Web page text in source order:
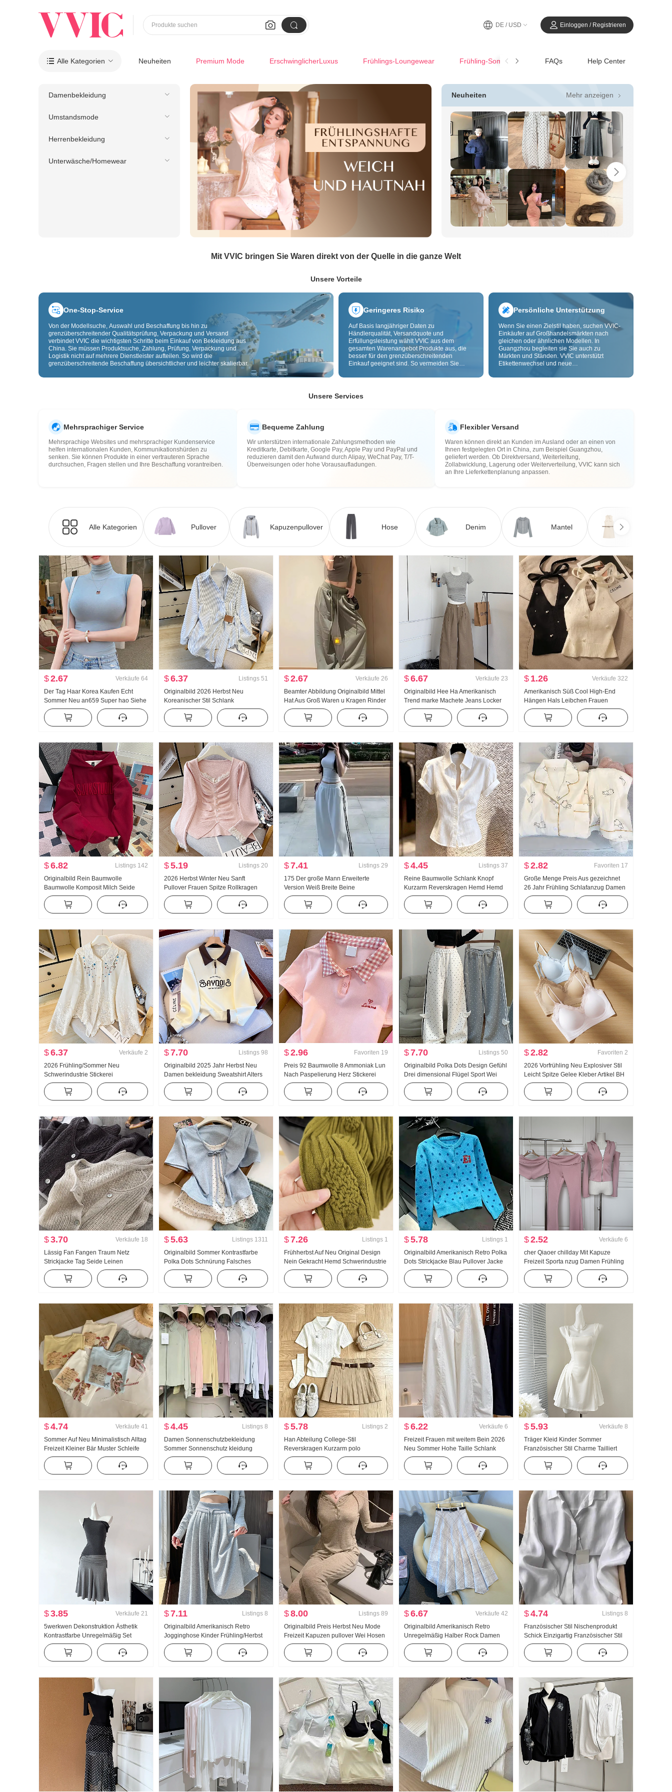
 
Produkte suchen DE / USD Einloggen / Registrieren
 Alle Kategorien Neuheiten Premium Mode ErschwinglicherLuxus Frühlings-Loungewear Frühling-SommerCasual FAQs Help Center
Damenbekleidung
Umstandsmode
Herrenbekleidung
Unterwäsche/Homewear
Neuheiten Mehr anzeigen 
Mit VVIC bringen Sie Waren direkt von der Quelle in die ganze Welt
Unsere Vorteile
One-Stop-Service
Von der Modellsuche, Auswahl und Beschaffung bis hin zu
grenzüberschreitender Qualitätsprüfung, Verpackung und Versand
verbindet VVIC die wichtigsten Schritte beim Einkauf von Bekleidung aus
China. Sie müssen Produktsuche, Zahlung, Prüfung, Verpackung und
Logistik nicht auf mehrere Dienstleister aufteilen. So wird die
grenzüberschreitende Beschaffung übersichtlicher und leichter skalierbar.
Geringeres Risiko
Auf Basis langjähriger Daten zu
Händlerqualität, Versandquote und
Erfüllungsleistung wählt VVIC aus dem
gesamten Warenangebot Produkte aus, die
besser für den grenzüberschreitenden
Einkauf geeignet sind. So vermeiden Sie
riskante Artikel. Cross-Border-
zusätzlich Risiken bei Qualität,
Persönliche Unterstützung
Wenn Sie einen Zielstil haben, suchen VVIC-
Einkäufer auf Großhandelsmärkten nach
gleichen oder ähnlichen Modellen. In
Guangzhou begleiten sie Sie auch zu
Märkten und Ständen. VVIC unterstützt
Etikettenwechsel und neue
Anpassung nach Bild oder Muster, damit Ihre
Unsere Services
Mehrsprachiger Service
Mehrsprachige Websites und mehrsprachiger Kundenservice
helfen internationalen Kunden, Kommunikationshürden zu
senken. Sie können Produkte in einer vertrauteren Sprache
durchsuchen, Fragen stellen und Ihre Beschaffung vorantreiben.
Bequeme Zahlung
Wir unterstützen internationale Zahlungsmethoden wie
Kreditkarte, Debitkarte, Google Pay, Apple Pay und PayPal und
reduzieren damit den Aufwand durch Alipay, WeChat Pay, T/T-
Überweisungen oder hohe Vorausaufladungen.
Flexibler Versand
Waren können direkt an Kunden im Ausland oder an einen von
Ihnen festgelegten Ort in China, zum Beispiel Guangzhou,
geliefert werden. Ob Direktversand, Weiterleitung,
Zollabwicklung, Lagerung oder Weiterverteilung, VVIC kann sich
an Ihre Lieferkettenplanung anpassen.
Alle Kategorien Pullover Kapuzenpullover Hose Denim Mantel
$2.67 Verkäufe 64
Der Tag Haar Korea Kaufen Echt
Sommer Neu an659 Super hao Siehe
Muschel Farbe Mikro Durch
Rollkragen Grundieren T-Shirt
$6.37 Listings 51
Originalbild 2026 Herbst Neu
Koreanischer Stil Schlank
Ausländische Atmosphäre Design
Gefühl Nischenprodukt Gestreift
Tailliert Langarm Hemd Frauen
$2.67 Verkäufe 26
Beamter Abbildung Originalbild Mittel
Hat Aus Groß Waren u Kragen Rinder
knochen Schnalle I-Zeichen Weste
Träger Breite Beine Bodenlang Sport
Lange Hose Anzug
$6.67 Verkäufe 23
Originalbild Hee Ha Amerikanisch
Trend marke Machete Jeans Locker
Breite Beine Freizeit Hose
$ 1.26 Verkäufe 322
Amerikanisch Süß Cool High-End
Hängen Hals Leibchen Frauen
Sommer Außerhalb zu tragen
Innerhalb Nehmen Unterhemd Spicy
Girl Strick Bandeau Top
$6.82 Listings 142
Originalbild Rein Baumwolle
Baumwolle Komposit Milch Seide
Sweatshirt Damen 2025 Vorfrühling
Neu dünne Ausführung Stickerei
Locker Mit Kapuze Top
$5.19 Listings 20
2026 Herbst Winter Neu Sanft
Pullover Frauen Spitze Rollkragen
Verdickt Strickpullover Damen Design
Gefühl Spitze Langarm Top
$7.41 Listings 29
175 Der große Mann Erweiterte
Version Weiß Breite Beine
Jogginghose Damen Frühling/Herbst
Neu Vielseitig kombinierbar Gestreift
Freizeit Bodenlang Hose
$4.45 Listings 37
Reine Baumwolle Schlank Knopf
Kurzarm Reverskragen Hemd Hemd
Damen 2026 Sommer Fort geschritten
Gefühl Leicht Luxus Sanft Wind Top
$2.82 Favoriten 17
Große Menge Preis Aus gezeichnet
26 Jahr Frühling Schlafanzug Damen
Neu Wolken Baumwolle Langarm
Klein Reverskragen Home Service
Anzug Live-Übertragung Hoch
$6.37 Verkäufe 2
2026 Frühling/Sommer Neu
Schwerindustrie Stickerei
Puppenkragen Hemd Frauen
Französischer Stil Retro
Sonnenschutz Strickjacke
$7.70 Listings 98
Originalbild 2025 Jahr Herbst Neu
Damen bekleidung Sweatshirt Alters
reduzierung Die Hälfte
Reißverschluss Mode Polo-Kragen
Freizeit Vielseitig kombinierbar
$2.96 Favoriten 19
Preis 92 Baumwolle 8 Ammoniak Lun
Nach Paspelierung Herz Stickerei
Süß Kurz Polo-Kragen T-Shirt Schlank
Petite Modisch
$7.70 Listings 50
Originalbild Polka Dots Design Gefühl
Drei dimensional Flügel Sport Wei
Hosen Damen Neu Leicht Asien Wind
Locker Gerade geschnitten Schlank
Freizeithose
$2.82 Favoriten 2
2026 Vorfrühling Neu Explosiver Stil
Leicht Spitze Gelee Kleber Artikel BH
Innerhalb Gürtel Brust Pad Schlank
Weste Frauen
$3.70 Verkäufe 18
Lässig Fan Fangen Traum Netz
Strickjacke Tag Seide Leinen
Handarbeit Wählen Loch
Durchbrochen Strick Strickjacke
Damen Klimaanlage Sonnenschutz
$5.63 Listings 1311
Originalbild Sommer Kontrastfarbe
Polka Dots Schnürung Falsches
Zweiteiler Kurzarm T-Shirt Damen
Sommer Neu Süßer Stil
Nischenprodukt Top
$7.26 Listings 1
Frühherbst Auf Neu Original Design
Nein Gekracht Hemd Schwerindustrie
Jacquard Strick Top Damen Herbst
Neu Schlank
$5.78 Listings 1
Originalbild Amerikanisch Retro Polka
Dots Strickjacke Blau Pullover Jacke
Frauen Herbst Neu Lässig Wind
Strickpullover Top ins
$2.52 Verkäufe 6
cher Qiaoer chillday Mit Kapuze
Freizeit Sporta nzug Damen Frühling
Schulterfrei Jacke Schlaghose
Dreiteiliges Set
$4.74 Verkäufe 41
Sommer Auf Neu Minimalistisch Alltag
Freizeit Kleiner Bär Muster Schleife
Locker Nischenprodukt Kurzarm T-
Shirt Koreanischer Stil Strick Top
$4.45 Listings 8
Damen Sonnenschutzbekleidung
Sommer Sonnenschutz kleidung
Nylon dünne Ausführung Eis Seide
Atmungsaktiv Jacke Locker Große
Größe Hoodie
$5.78 Listings 2
Han Abteilung College-Stil
Reverskragen Kurzarm polo
Strickpullover Anzug Damen 2026
Sommer Neu Riese Gut aussehend
Plissee Rock
$6.22 Verkäufe 6
Freizeit Frauen mit weitem Bein 2026
Neu Sommer Hohe Taille Schlank
Große Größe Petite Minimalistisch
Locker Neun Punkte Machete Hosen
$5.93 Verkäufe 8
Träger Kleid Kinder Sommer
Französischer Stil Charme Tailliert
Schlank Trägerkleid Minirock
$3.85 Verkäufe 21
5werkwen Dekonstruktion Ästhetik
Kontrastfarbe Unregelmäßig Set
Gruppe Schräg Schulter Lai Rennen
Er Weste Schräg Pendel Halber Rock
Anzug
$7.11 Listings 8
Originalbild Amerikanisch Retro
Jogginghose Kinder Frühling/Herbst
Bauchkontrolle Hohe Taille Abseilen
Gefühl Gerade geschnitten Weite
Hose Student Baumwollgewebe Wei
$8.00 Listings 89
Originalbild Preis Herbst Neu Mode
Freizeit Kapuzen pullover Wei Hosen
Schlank Anzug Sporta nzug Damen
Modisch
$6.67 Verkäufe 42
Originalbild Amerikanisch Retro
Unregelmäßig Halber Rock Damen
Leinen Mittel-Langer Rock Kariert A-
Linien-Rock Unregelmäßig
Fischschwanz Pendel Rock
$4.74 Listings 8
Französischer Stil Nischenprodukt
Schick Einzigartig Französischer Stil
Leicht Gekocht Wind Blau Polo-
Kragen Langarm Hemd Frauen